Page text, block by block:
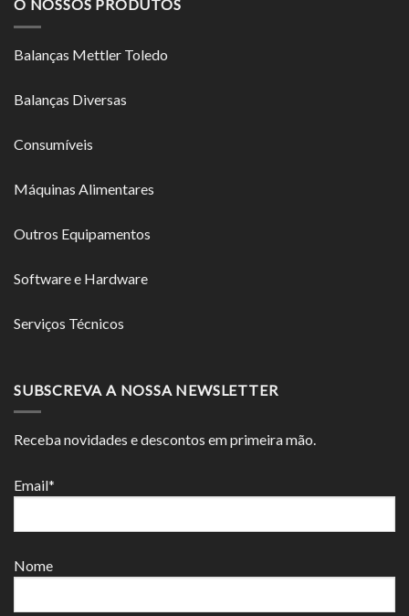
O NOSSOS PRODUTOS
Balanças Mettler Toledo
Balanças Diversas
Consumíveis
Máquinas Alimentares
Outros Equipamentos
Software e Hardware
Serviços Técnicos
SUBSCREVA A NOSSA NEWSLETTER
Receba novidades e descontos em primeira mão.
Email*
Nome